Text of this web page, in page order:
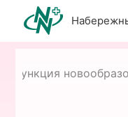
Пункция